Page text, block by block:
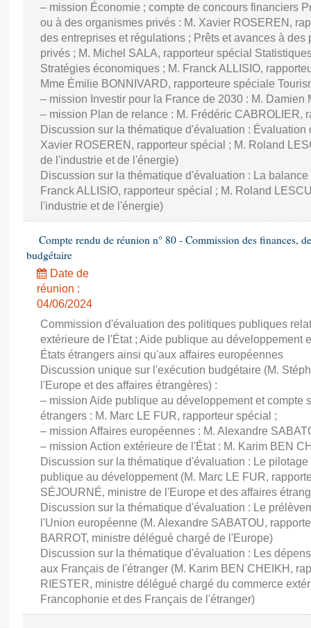
– mission Économie ; compte de concours financiers
ou à des organismes privés : M. Xavier ROSEREN,
des entreprises et régulations ; Prêts et avances à
privés ; M. Michel SALA, rapporteur spécial
Stratégies économiques ; M. Franck ALLISIO,
Mme Émilie BONNIVARD, rapporteure spéciale
– mission Investir pour la France de 2030 : M. Damien
– mission Plan de relance : M. Frédéric CABROLIER,
Discussion sur la thématique d'évaluation :
Xavier ROSEREN, rapporteur spécial ; M. Roland
de l'industrie et de l'énergie)
Discussion sur la thématique d'évaluation : La
Franck ALLISIO, rapporteur spécial ; M. Roland
l'industrie et de l'énergie)
Compte rendu de réunion n° 80 - Commission des finances,
budgétaire
Date de
réunion :
04/06/2024
Commission d'évaluation des politiques publiques
extérieure de l'État ; Aide publique au développement
États étrangers ainsi qu'aux affaires européennes
Discussion unique sur l'exécution budgétaire (M.
l'Europe et des affaires étrangères) :
– mission Aide publique au développement et compte
étrangers : M. Marc LE FUR, rapporteur spécial ;
– mission Affaires européennes : M. Alexandre
– mission Action extérieure de l'État : M. Karim BEN
Discussion sur la thématique d'évaluation : Le
publique au développement (M. Marc LE FUR,
SÉJOURNÉ, ministre de l'Europe et des affaires
Discussion sur la thématique d'évaluation : Le
l'Union européenne (M. Alexandre SABATOU,
BARROT, ministre délégué chargé de l'Europe)
Discussion sur la thématique d'évaluation : Les
aux Français de l'étranger (M. Karim BEN CHEIKH,
RIESTER, ministre délégué chargé du commerce
Francophonie et des Français de l'étranger)